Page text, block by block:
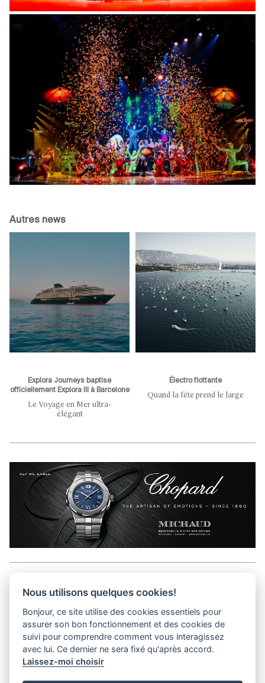
Autres news
Explora Journeys baptise
officiellement Explora III à Barcelone
Le Voyage en Mer ultra-
élégant
Électro flottante
Quand la fête prend le large
Kits médias
Confidentialité
Nous utilisons quelques cookies!
Bonjour, ce site utilise des cookies essentiels pour
assurer son bon fonctionnement et des cookies de
suivi pour comprendre comment vous interagissez
avec lui. Ce dernier ne sera fixé qu'après accord.
Laissez-moi choisir